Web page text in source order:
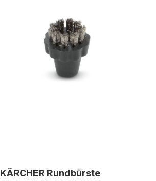
KÄRCHER Rundbürste